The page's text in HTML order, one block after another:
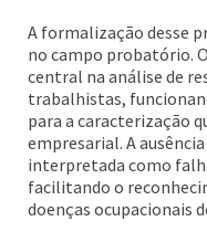
A formalização desse
no campo probatório.
central na análise de
trabalhistas,
para a caracterização
empresarial. A
interpretada como
facilitando o
doenças ocupacionais